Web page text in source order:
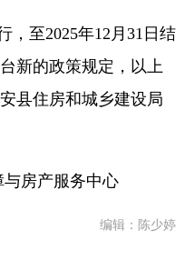
至2025年12月31日结
新的政策规定，以上
县住房和城乡建设局
房产服务中心
编辑：陈少婷